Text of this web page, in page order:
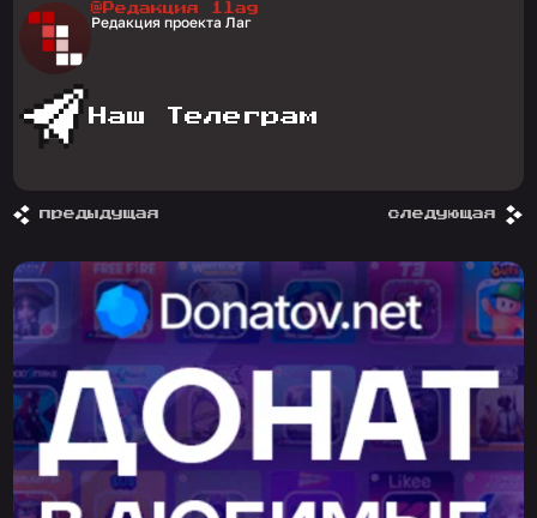
@Редакция 1lag
Редакция проекта Лаг
Наш Телеграм
предыдущая следующая